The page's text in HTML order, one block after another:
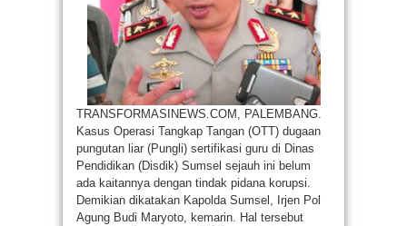
TRANSFORMASINEWS.COM, PALEMBANG.
Kasus Operasi Tangkap Tangan (OTT) dugaan
pungutan liar (Pungli) sertifikasi guru di Dinas
Pendidikan (Disdik) Sumsel sejauh ini belum
ada kaitannya dengan tindak pidana korupsi.
Demikian dikatakan Kapolda Sumsel, Irjen Pol
Agung Budi Maryoto, kemarin. Hal tersebut